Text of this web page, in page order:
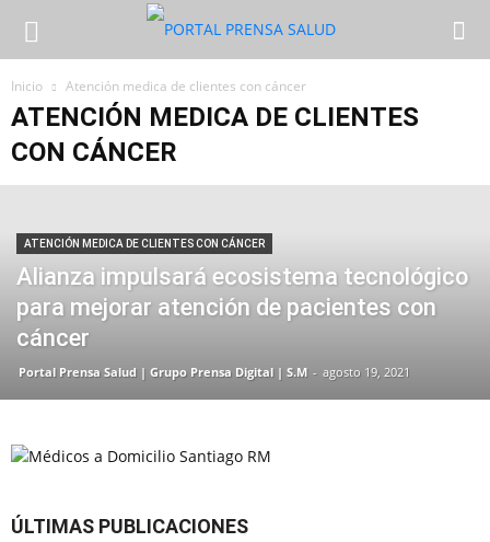
Inicio Atención medica de clientes con cáncer
ATENCIÓN MEDICA DE CLIENTES
CON CÁNCER
ATENCIÓN MEDICA DE CLIENTES CON CÁNCER
Alianza impulsará ecosistema tecnológico
para mejorar atención de pacientes con
cáncer
Portal Prensa Salud | Grupo Prensa Digital | S.M - agosto 19, 2021
ÚLTIMAS PUBLICACIONES